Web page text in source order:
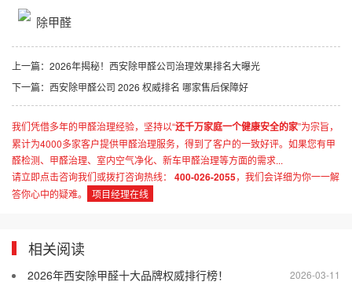
上一篇： 2026年揭秘！西安除甲醛公司治理效果排名大曝光
下一篇： 西安除甲醛公司 2026 权威排名 哪家售后保障好
我们凭借多年的甲醛治理经验，坚持以“还千万家庭一个健康安全的家”为宗旨，
累计为4000多家客户提供甲醛治理服务，得到了客户的一致好评。如果您有甲
醛检测、甲醛治理、室内空气净化、新车甲醛治理等方面的需求...
请立即点击咨询我们或拨打咨询热线：
400-026-2055，我们会详细为你一一解
答你心中的疑难。
项目经理在线
相关阅读
2026-03-11
2026年西安除甲醛十大品牌权威排行榜！